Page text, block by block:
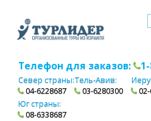
Телефон для заказов:
Север страны:
04-6228687
Тель-Авив:
03-6280300
02-
Юг страны:
08-6338687